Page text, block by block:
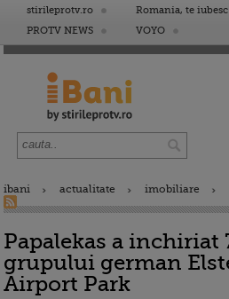
stirileprotv.ro Romania, te iubesc
PROTV NEWS
VOYO
ibani actualitate imobiliare
Papalekas a inchiriat
grupului german
Airport Park